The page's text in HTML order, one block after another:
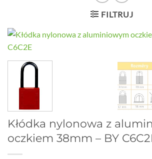
FILTRUJ
Kłódka nylonowa z
oczkiem 38mm – BY